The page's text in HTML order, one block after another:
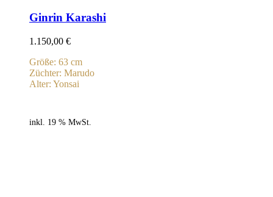
Ginrin Karashi
1.150,00 €
Größe: 63 cm
Züchter: Marudo
Alter: Yonsai
inkl. 19 % MwSt.